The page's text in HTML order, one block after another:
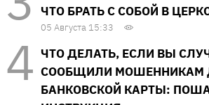
ЧТО БРАТЬ С СОБОЙ В
05 Августа 15:33
ЧТО ДЕЛАТЬ, ЕСЛИ ВЫ
СООБЩИЛИ МОШЕННИКАМ
БАНКОВСКОЙ КАРТЫ: